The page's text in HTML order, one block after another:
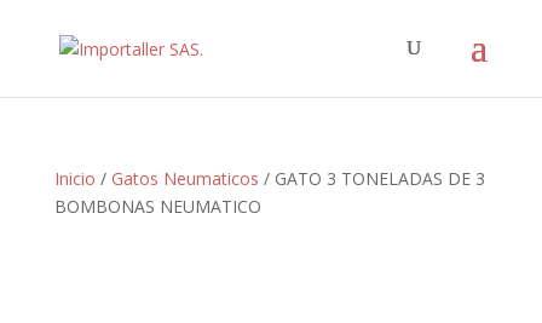
Inicio / Gatos Neumaticos / GATO 3 TONELADAS DE 3
BOMBONAS NEUMATICO